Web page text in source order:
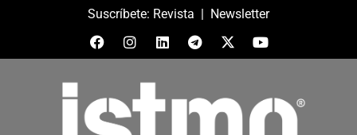
Suscríbete: Revista | Newsletter